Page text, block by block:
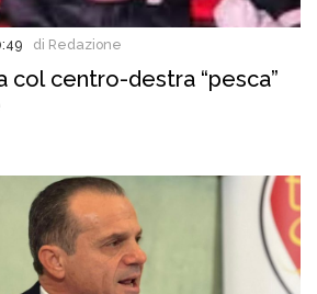
di Redazione
col centro-destra “pesca”